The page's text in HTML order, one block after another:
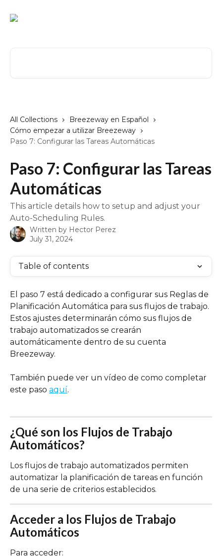
All Collections
Breezeway en Español
Cómo empezar a utilizar Breezeway
Paso 7: Configurar las Tareas Automáticas
Paso 7: Configurar las Tareas
Automáticas
This article details how to setup and adjust your
Auto-Scheduling Rules.
Written by Hector Perez
July 31, 2024
Table of contents
El paso 7 está dedicado a configurar sus Reglas de
Planificación Automática para sus flujos de trabajo.
Estos ajustes determinarán cómo sus flujos de
trabajo automatizados se crearán
automáticamente dentro de su cuenta
Breezeway.
También puede ver un vídeo de como completar
este paso aquí.
¿Qué son los Flujos de Trabajo
Automáticos?
Los flujos de trabajo automatizados permiten
automatizar la planificación de tareas en función
de una serie de criterios establecidos.
Acceder a los Flujos de Trabajo
Automáticos
Para acceder: